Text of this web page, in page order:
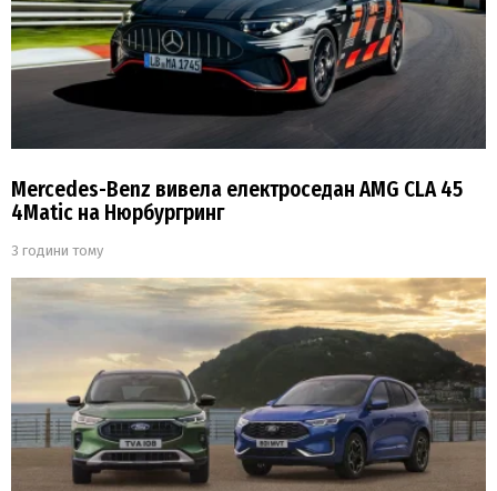
Mercedes-Benz вивела електроседан AMG CLA 45
4Matic на Нюрбургринг
3 години тому